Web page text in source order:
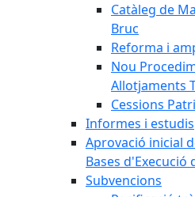
Catàleg de
Bruc
Reforma i
Nou
Allotjaments
Cessions
Informes i estudis
Aprovació inicial
Bases d'Execució
Subvencions